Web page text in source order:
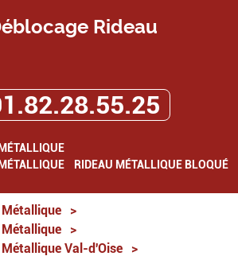
Rideau
RIDEAU MÉTALLIQUE BLOQUÉ
Métallique
>
Métallique
>
Val-d'Oise
>